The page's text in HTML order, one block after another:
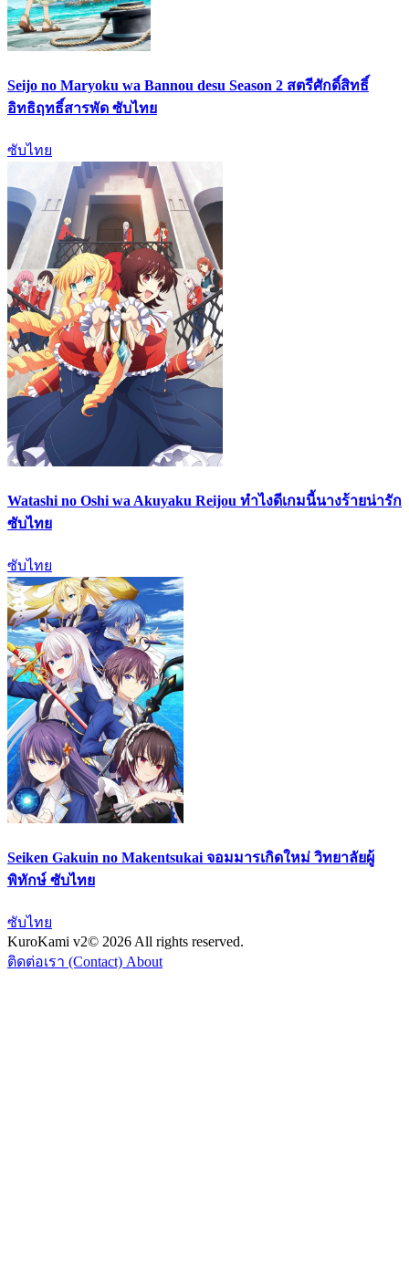
Seijo no Maryoku wa Bannou desu Season 2 สตรีศักดิ์สิทธิ์
อิทธิฤทธิ์สารพัด ซับไทย
ซับไทย
Watashi no Oshi wa Akuyaku Reijou ทำไงดีเกมนี้นางร้ายน่ารัก
ซับไทย
ซับไทย
Seiken Gakuin no Makentsukai จอมมารเกิดใหม่ วิทยาลัยผู้
พิทักษ์ ซับไทย
ซับไทย
KuroKami v2© 2026 All rights reserved.
ติดต่อเรา (Contact) About